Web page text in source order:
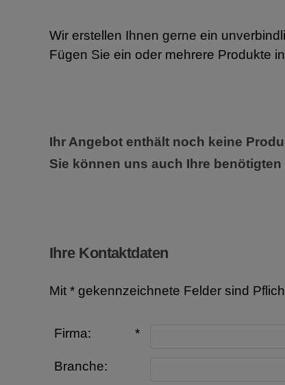
Wir erstellen Ihnen gerne ein
Fügen Sie ein oder mehrere Produkte
Ihr Angebot enthält noch keine
Sie können uns auch Ihre
Ihre Kontaktdaten
Mit * gekennzeichnete Felder sind
Firma: *
Branche: